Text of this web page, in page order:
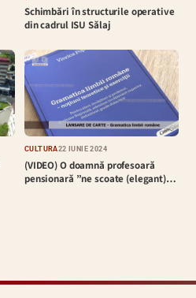
Schimbări în structurile operative
din cadrul ISU Sălaj
CULTURĂ22 IUNIE 2024
(VIDEO) O doamnă profesoară
pensionară ”ne scoate (elegant)…